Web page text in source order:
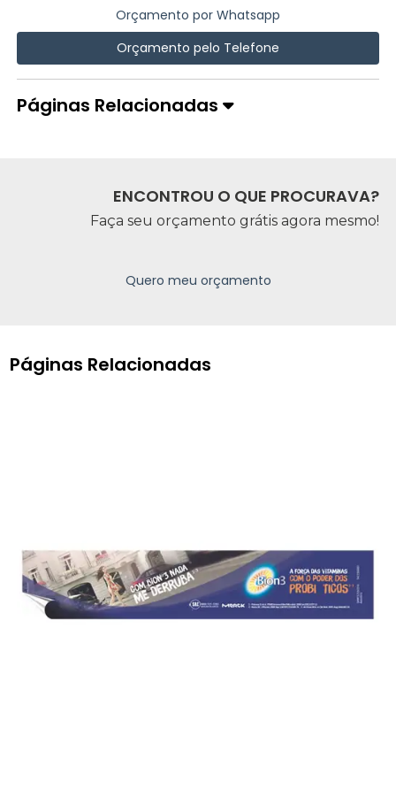
Orçamento por Whatsapp
Orçamento pelo Telefone
Páginas Relacionadas
ENCONTROU O QUE PROCURAVA?
Faça seu orçamento grátis agora mesmo!
Quero meu orçamento
Páginas Relacionadas